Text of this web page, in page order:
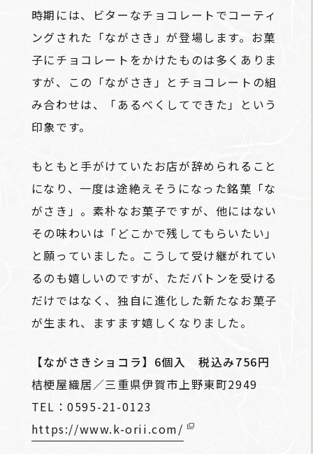
時期には、ビターなチョコレートでコーティ
ングされた「ながさき」が登場します。お菓
子にチョコレートをかけたものは多くありま
すが、この「ながさき」とチョコレートの組
み合わせは、「あるべくしてできた」という
印象です。
もともと手がけていたお店が辞められること
になり、一度は途絶えそうになった銘菓「な
がさき」。素朴なお菓子ですが、他にはない
その味わいは「どこかで残してもらいたい」
と願っていました。こうして受け継がれてい
るのも嬉しいのですが、ただバトンを受ける
だけではなく、独自に進化した新たなお菓子
が生まれ、ますます嬉しくなりました。
【ながさきショコラ】6個入 税込み756円
桔梗屋織居／三重県伊賀市上野東町2949
TEL：0595-21-0123
https://www.k-orii.com/